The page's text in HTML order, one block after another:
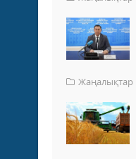
Жаңалықтар